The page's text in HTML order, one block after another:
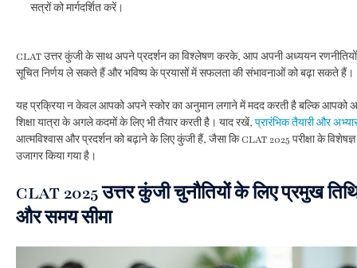
सत्रों को मार्गदर्शित करें।
CLAT उत्तर कुंजी के साथ अपने प्रदर्शन का विश्लेषण करके, आप अपनी अध्ययन
सूचित निर्णय ले सकते हैं और भविष्य के प्रयासों में सफलता की संभावनाओं को बढ़ा सकते हैं।
यह प्रक्रिया न केवल आपको अपने स्कोर का अनुमान लगाने में मदद करती है बल्कि आपको
शिक्षा यात्रा के अगले कदमों के लिए भी तैयार करती है। याद रखें, प्रारंभिक तैयारी और
आत्मविश्वास और प्रदर्शन को बढ़ाने के लिए कुंजी हैं, जैसा कि CLAT 2025 परीक्षा के
उजागर किया गया है।
CLAT 2025 उत्तर कुंजी चुनौतियों के लिए प्रमुख
और समय सीमा